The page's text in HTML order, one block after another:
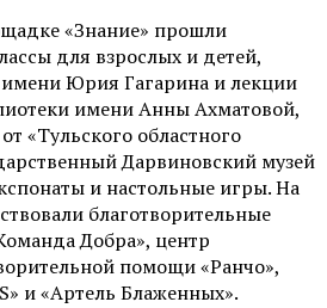
«Знание» прошли
для взрослых и детей,
Юрия Гагарина и лекции
имени Анны Ахматовой,
«Тульского областного
Дарвиновский музей
и настольные игры. На
благотворительные
Добра», центр
помощи «Ранчо»,
и «Артель Блаженных».